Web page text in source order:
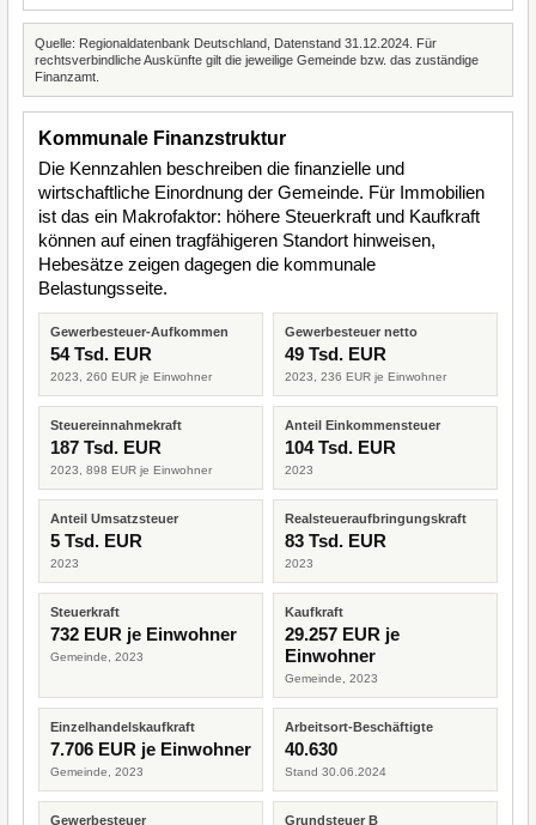
Quelle: Regionaldatenbank Deutschland, Datenstand 31.12.2024. Für
rechtsverbindliche Auskünfte gilt die jeweilige Gemeinde bzw. das zuständige
Finanzamt.
Kommunale Finanzstruktur
Die Kennzahlen beschreiben die finanzielle und
wirtschaftliche Einordnung der Gemeinde. Für Immobilien
ist das ein Makrofaktor: höhere Steuerkraft und Kaufkraft
können auf einen tragfähigeren Standort hinweisen,
Hebesätze zeigen dagegen die kommunale
Belastungsseite.
Gewerbesteuer-Aufkommen
54 Tsd. EUR
2023, 260 EUR je Einwohner
Gewerbesteuer netto
49 Tsd. EUR
2023, 236 EUR je Einwohner
Steuereinnahmekraft
187 Tsd. EUR
2023, 898 EUR je Einwohner
Anteil Einkommensteuer
104 Tsd. EUR
2023
Anteil Umsatzsteuer
5 Tsd. EUR
2023
Realsteueraufbringungskraft
83 Tsd. EUR
2023
Steuerkraft
732 EUR je Einwohner
Gemeinde, 2023
Kaufkraft
29.257 EUR je
Einwohner
Gemeinde, 2023
Einzelhandelskaufkraft
7.706 EUR je Einwohner
Gemeinde, 2023
Arbeitsort-Beschäftigte
40.630
Stand 30.06.2024
Gewerbesteuer Grundsteuer B